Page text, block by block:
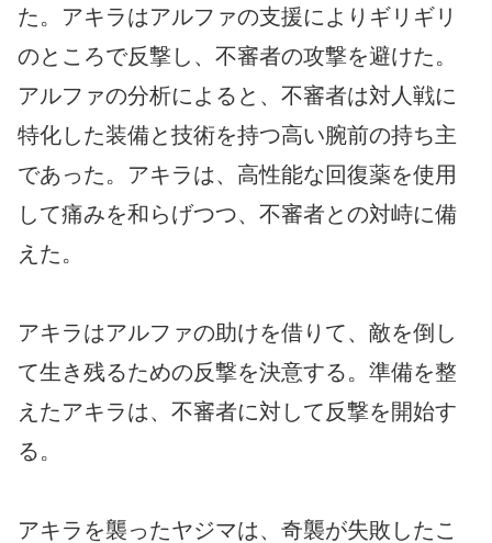
た。アキラはアルファの支援によりギリギリ
のところで反撃し、不審者の攻撃を避けた。
アルファの分析によると、不審者は対人戦に
特化した装備と技術を持つ高い腕前の持ち主
であった。アキラは、高性能な回復薬を使用
して痛みを和らげつつ、不審者との対峙に備
えた。
アキラはアルファの助けを借りて、敵を倒し
て生き残るための反撃を決意する。準備を整
えたアキラは、不審者に対して反撃を開始す
る。
アキラを襲ったヤジマは、奇襲が失敗したこ